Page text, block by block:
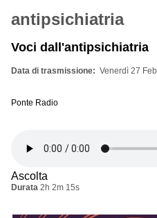
antipsichiatria
Voci dall'antipsichiatria
Data di trasmissione Venerdì 27
Ponte Radio
Ascolta
Durata 2h 2m 15s